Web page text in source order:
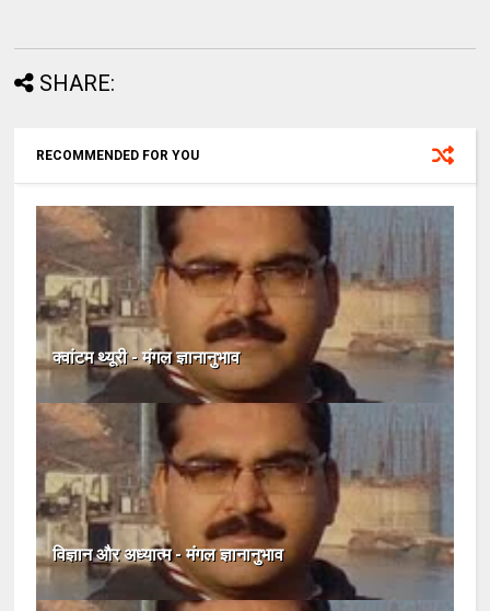
SHARE:
RECOMMENDED FOR YOU
क्वांटम थ्यूरी - मंगल ज्ञानानुभाव
विज्ञान और अध्यात्म - मंगल ज्ञानानुभाव